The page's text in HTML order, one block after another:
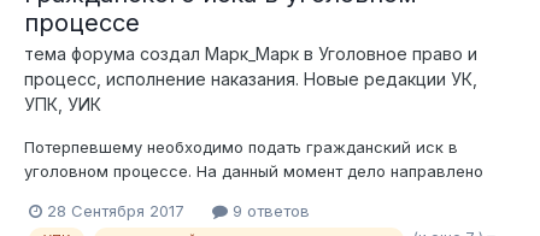
процессе
тема форума создал Марк_Марк в Уголовное право и
процесс, исполнение наказания. Новые редакции УК,
УПК, УИК
Потерпевшему необходимо подать гражданский иск в
уголовном процессе. На данный момент дело направлено
быть предъявлен с момента начала досудебного
28 Сентября 2017 9 ответов